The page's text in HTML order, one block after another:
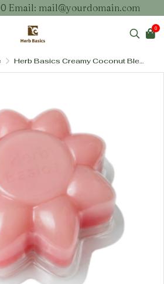
Email: mail@yourdomain.com
0
Herb Basics Creamy Coconut Blend Soap – สบู่สูตรครีมมะพร้าวเข้มข้น เพิ่มความชุ่มชื้นและบำรุงผิวล้ำลึก